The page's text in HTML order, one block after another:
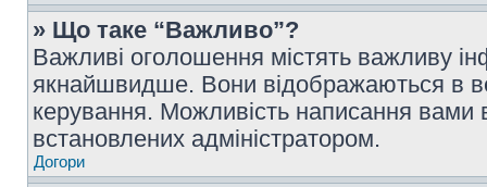
» Що таке “Важливо”?
Важливі оголошення містять важливу
якнайшвидше. Вони відображаються в
керування. Можливість написання
встановлених адміністратором.
Догори